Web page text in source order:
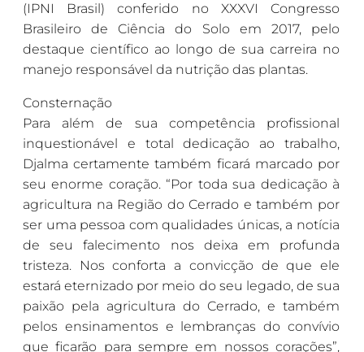
(IPNI Brasil) conferido no XXXVI Congresso
Brasileiro de Ciência do Solo em 2017, pelo
destaque científico ao longo de sua carreira no
manejo responsável da nutrição das plantas.
Consternação
Para além de sua competência profissional
inquestionável e total dedicação ao trabalho,
Djalma certamente também ficará marcado por
seu enorme coração. “Por toda sua dedicação à
agricultura na Região do Cerrado e também por
ser uma pessoa com qualidades únicas, a notícia
de seu falecimento nos deixa em profunda
tristeza. Nos conforta a convicção de que ele
estará eternizado por meio do seu legado, de sua
paixão pela agricultura do Cerrado, e também
pelos ensinamentos e lembranças do convívio
que ficarão para sempre em nossos corações”,